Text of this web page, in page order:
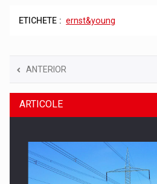
ETICHETE : ernst&young
ANTERIOR
ARTICOLE